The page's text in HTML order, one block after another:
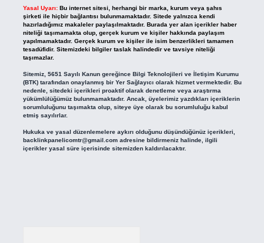
Yasal Uyarı: Bu internet sitesi, herhangi bir marka, kurum veya şahıs
şirketi ile hiçbir bağlantısı bulunmamaktadır. Sitede yalnızca kendi
hazırladığımız makaleler paylaşılmaktadır. Burada yer alan içerikler haber
niteliği taşımamakta olup, gerçek kurum ve kişiler hakkında paylaşım
yapılmamaktadır. Gerçek kurum ve kişiler ile isim benzerlikleri tamamen
tesadüfidir. Sitemizdeki bilgiler taslak halindedir ve tavsiye niteliği
taşımazlar.
Sitemiz, 5651 Sayılı Kanun gereğince Bilgi Teknolojileri ve İletişim Kurumu
(BTK) tarafından onaylanmış bir Yer Sağlayıcı olarak hizmet vermektedir. Bu
nedenle, sitedeki içerikleri proaktif olarak denetleme veya araştırma
yükümlülüğümüz bulunmamaktadır. Ancak, üyelerimiz yazdıkları içeriklerin
sorumluluğunu taşımakta olup, siteye üye olarak bu sorumluluğu kabul
etmiş sayılırlar.
Hukuka ve yasal düzenlemelere aykırı olduğunu düşündüğünüz içerikleri,
backlinkpanelicomtr@gmail.comadresine bildirmeniz halinde, ilgili
içerikler yasal süre içerisinde sitemizden kaldırılacaktır.